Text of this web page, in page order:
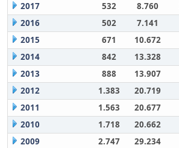
2017
532 8.760
2016
502 7.141
2015
671 10.672
2014
842 13.328
2013
888 13.907
2012
1.383 20.719
2011
1.563 20.677
2010
1.718 20.662
2009
2.747 29.234